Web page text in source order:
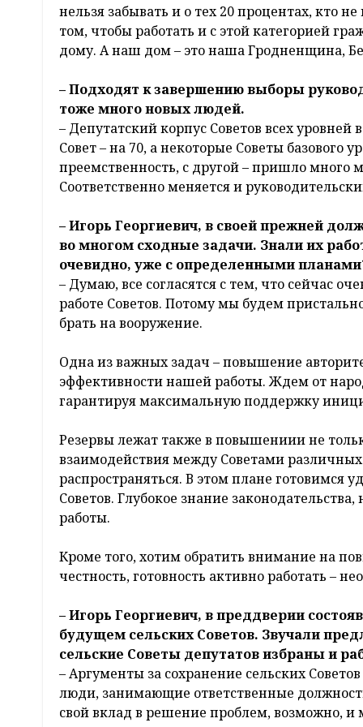
нельзя забывать и о тех 20 процентах, кто
том, чтобы работать и с этой категорией
дому. А наш дом – это наша Гродненщина,
– Подходят к завершению выборы
тоже много новых людей.
– Депутатский корпус Советов всех
Совет – на 70, а некоторые Советы базового
преемственность, с другой – пришло
Соответственно меняется и
– Игорь Георгиевич, в своей прежней
во многом сходные задачи. Знали их
очевидно, уже с определенными
– Думаю, все согласятся с тем, что сейчас
работе Советов. Потому мы будем
брать на вооружение.
Одна из важных задач – повышение
эффективности нашей работы. Ждем от
гарантируя максимальную поддержку
Резервы лежат также в повышениии не
взаимодействия между Советами
распространяться. В этом плане
Советов. Глубокое знание
работы.
Кроме того, хотим обратить внимание на
честность, готовность активно работать –
– Игорь Георгиевич, в преддверии
будущем сельских Советов. Звучали
сельские Советы депутатов избраны и
– Аргументы за сохранение сельских
люди, занимающие ответственные
свой вклад в решение проблем, возможно,